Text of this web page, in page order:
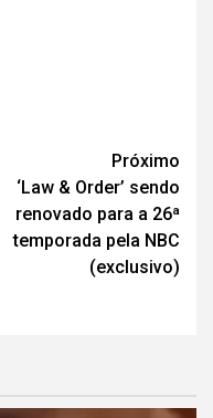
Próximo
‘Law & Order’ sendo
renovado para a 26ª
temporada pela NBC
(exclusivo)